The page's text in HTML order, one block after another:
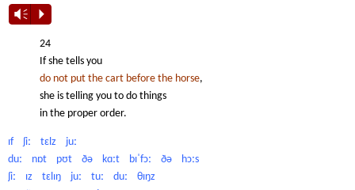
Vm P
24
If she tells you
do not put the cart before the horse,
she is telling you to do things
in the proper order.
ɪf ʃiː tɛlz juː
duː nɒt pʊt ðə kɑːt bɪˈfɔː ðə hɔːs
ʃiː ɪz tɛlɪŋ juː tuː duː θɪŋz